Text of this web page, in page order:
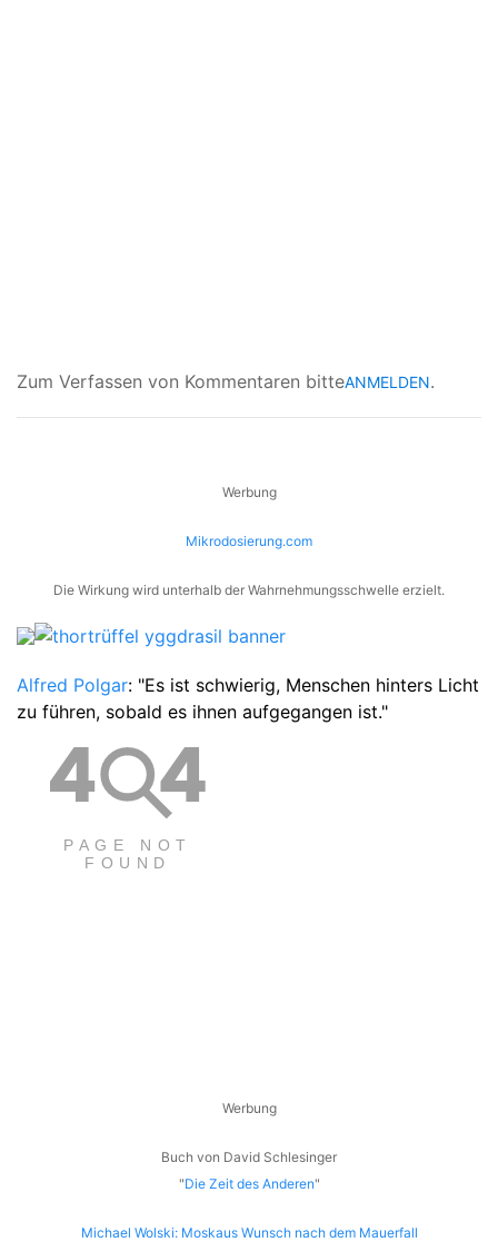
Zum Verfassen von Kommentaren bitteANMELDEN.
Werbung
Mikrodosierung.com
Die Wirkung wird unterhalb der Wahrnehmungsschwelle erzielt.
Alfred Polgar: "Es ist schwierig, Menschen hinters Licht
zu führen, sobald es ihnen aufgegangen ist."
Werbung
Buch von David Schlesinger
"Die Zeit des Anderen"
Michael Wolski: Moskaus Wunsch nach dem Mauerfall